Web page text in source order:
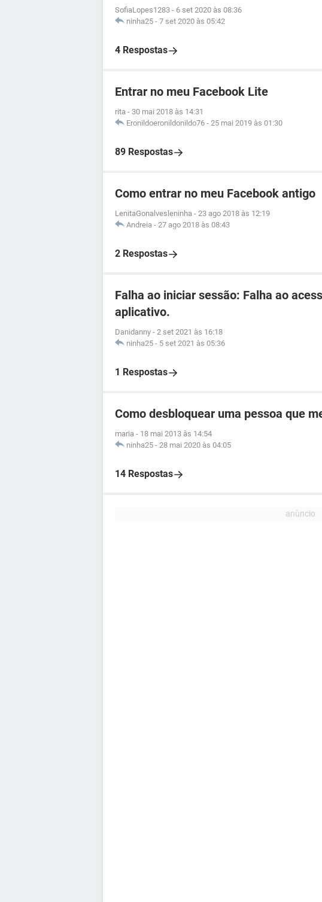
SofiaLopes1283 - 6 set 2020 às 08:36
ninha25 - 7 set 2020 às 05:42
4 Respostas
Entrar no meu Facebook Lite
rita - 30 mai 2018 às 14:31
Eronildoeronildonildo76 - 25 mai 2019 às 01:30
89 Respostas
Como entrar no meu Facebook antigo
LenitaGonalvesleninha - 23 ago 2018 às 12:19
Andreia - 27 ago 2018 às 08:43
2 Respostas
Falha ao iniciar sessão: Falha ao
aplicativo.
Danidanny - 2 set 2021 às 16:18
ninha25 - 5 set 2021 às 05:36
1 Respostas
Como desbloquear uma pessoa que
maria - 18 mai 2013 às 14:54
ninha25 - 28 mai 2020 às 04:05
14 Respostas